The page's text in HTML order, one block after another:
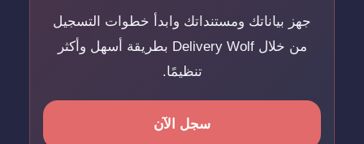
جهز بياناتك ومستنداتك وابدأ خطوات التسجيل
من خلال Delivery Wolf بطريقة أسهل وأكثر
تنظيمًا.
سجل الآن